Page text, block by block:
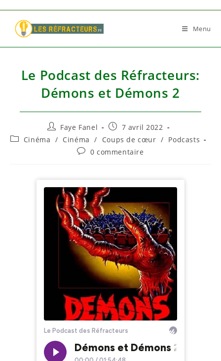
content
Menu
Le Podcast des Réfracteurs:
Démons et Démons 2
Auteur/autrice
la
publication :
Faye Fanel
Publication
publiée :
7 avril 2022
PostCinéma / Cinéma / Coups de cœur / Podcasts
Commentaires
0 commentaire